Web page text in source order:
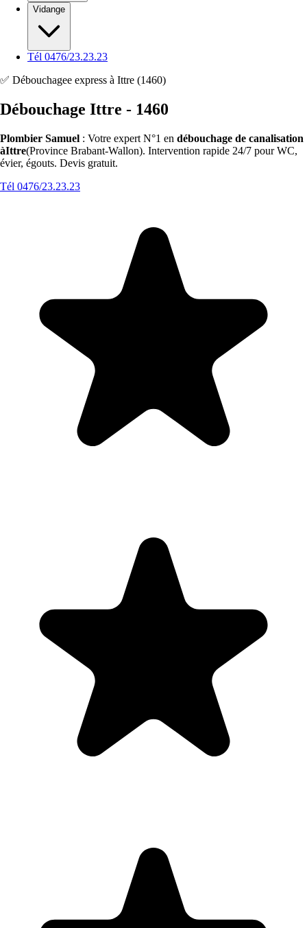
Vidange
Tél 0476/23.23.23
✅ Débouchagee express à Ittre (1460)
Débouchage Ittre - 1460
Plombier Samuel : Votre expert N°1 en débouchage de canalisation
àIttre(Province Brabant-Wallon). Intervention rapide 24/7 pour WC,
évier, égouts. Devis gratuit.
Tél 0476/23.23.23